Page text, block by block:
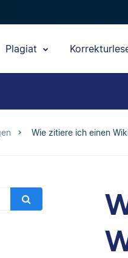
Plagiat
Wie zitiere ich einen